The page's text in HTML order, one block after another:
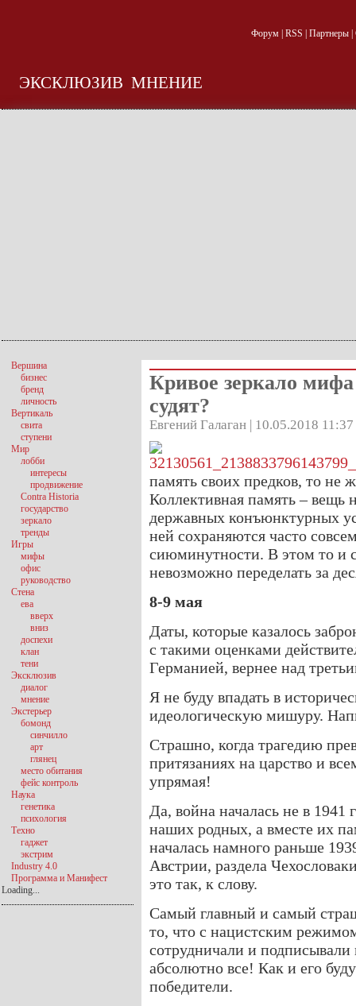
Форум| RSS Партнеры|
ЭКСКЛЮЗИВ МНЕНИЕ
Кривое зеркало
судят?
Евгений Галаган | 10.05.2018 11:37
память своих предков, то не
Коллективная память – вещь
державных конъюнктурных
ней сохраняются часто
сиюминутности. В этом то и
невозможно переделать за
8-9 мая
Даты, которые казалось
с такими оценками
Германией, вернее над
Я не буду впадать в
идеологическую мишуру.
Страшно, когда трагедию
притязаниях на царство и
упрямая!
Да, война началась не в 1941
наших родных, а вместе их
началась намного раньше
Австрии, раздела
это так, к слову.
Самый главный и самый
то, что с нацистским
сотрудничали и подписывали
абсолютно все! Как и его
победители.
Вершина
бизнес
бренд
личность
Вертикаль
свита
ступени
Мир
лобби
интересы
продвижение
Contra Historia
государство
зеркало
тренды
Игры
мифы
офис
руководство
Стена
ева
вверх
вниз
доспехи
клан
тени
Эксклюзив
диалог
мнение
Экстерьер
бомонд
синчилло
арт
глянец
место обитания
фейс контроль
Наука
генетика
психология
Техно
гаджет
экстрим
Industry 4.0
Программа и Манифест
Loading...